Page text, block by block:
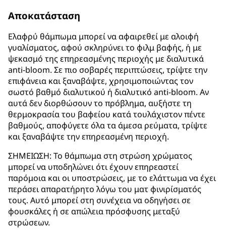
Αποκατάσταση
Ελαφρύ θάμπωμα μπορεί να αφαιρεθεί με αλοιφή
γυαλίσματος, αφού σκληρύνει το φιλμ βαφής, ή με
ψεκασμό της επηρεασμένης περιοχής με διαλυτικά
anti-bloom. Σε πιο σοβαρές περιπτώσεις, τρίψτε την
επιφάνεια και ξαναβάψτε, χρησιμοποιώντας τον
σωστό βαθμό διαλυτικού ή διαλυτικό anti-bloom. Αν
αυτά δεν διορθώσουν το πρόβλημα, αυξήστε τη
θερμοκρασία του βαφείου κατά τουλάχιστον πέντε
βαθμούς, αποφύγετε όλα τα άμεσα ρεύματα, τρίψτε
και ξαναβάψτε την επηρεασμένη περιοχή.
ΣΗΜΕΙΩΣΗ: Το θάμπωμα στη στρώση χρώματος
μπορεί να υποδηλώνει ότι έχουν επηρεαστεί
παρόμοια και οι υποστρώσεις, με το ελάττωμα να έχει
περάσει απαρατήρητο λόγω του ματ φινιρίσματός
τους. Αυτό μπορεί στη συνέχεια να οδηγήσει σε
φουσκάλες ή σε απώλεια πρόσφυσης μεταξύ
στρώσεων.